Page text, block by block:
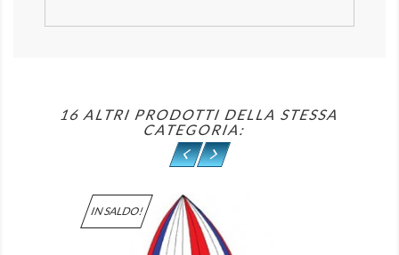
16 ALTRI PRODOTTI DELLA STESSA
CATEGORIA:
IN SALDO!